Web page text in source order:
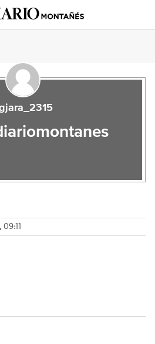
09:11